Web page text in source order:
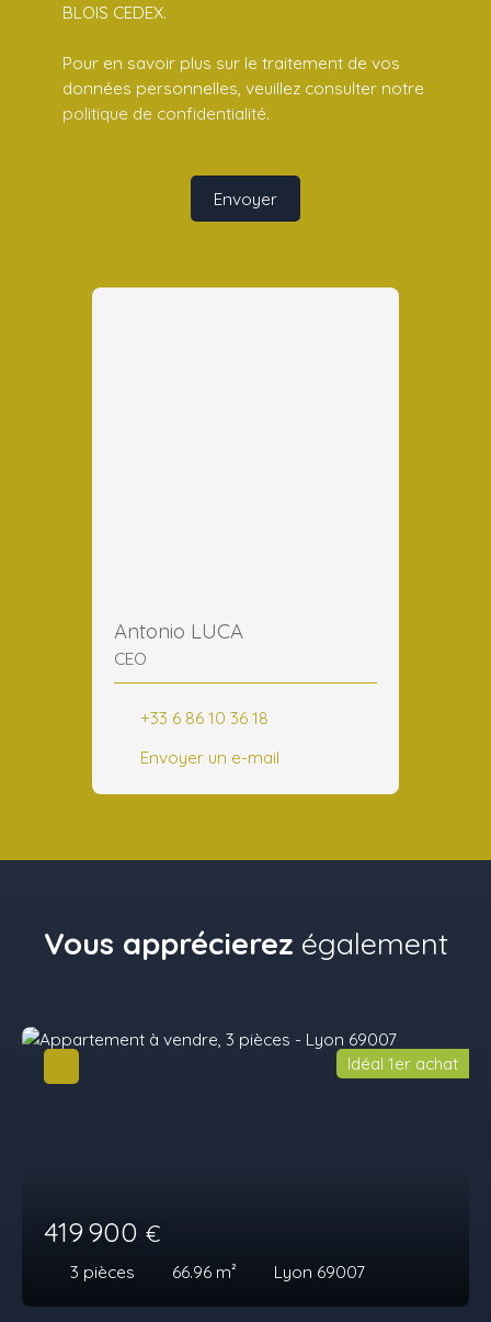
BLOIS CEDEX.
Pour en savoir plus sur le traitement de vos
données personnelles, veuillez consulter notre
politique de confidentialité.
Envoyer
Antonio LUCA
CEO
+33 6 86 10 36 18
Envoyer un e-mail
Vous apprécierez également
419 900 €
3 pièces 66.96 m² Lyon 69007
Idéal 1er achat